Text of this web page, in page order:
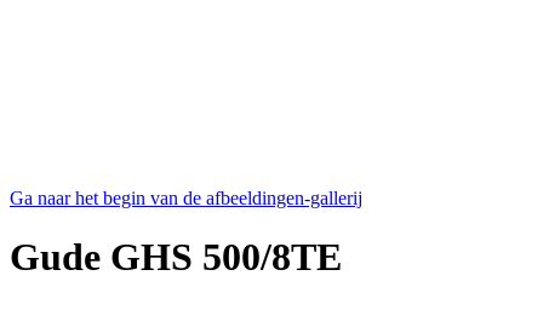
Ga naar het begin van de afbeeldingen-gallerij
Gude GHS 500/8TE